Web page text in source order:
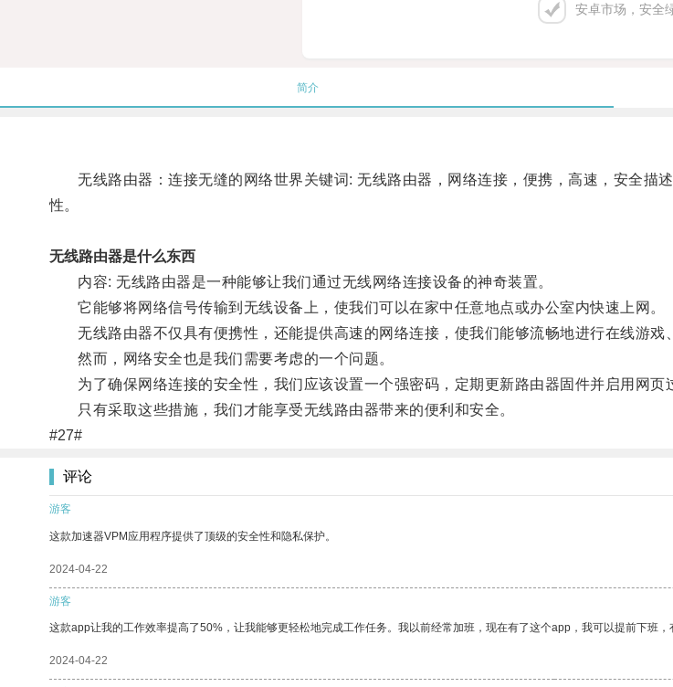
安卓市场，安全
简介
无线路由器：连接无缝的网络世界关键词: 无线路由器，网络连接，便携，高速，安全描
性。
无线路由器是什么东西
内容: 无线路由器是一种能够让我们通过无线网络连接设备的神奇装置。
它能够将网络信号传输到无线设备上，使我们可以在家中任意地点或办公室内快速上网。
无线路由器不仅具有便携性，还能提供高速的网络连接，使我们能够流畅地进行在线游戏
然而，网络安全也是我们需要考虑的一个问题。
为了确保网络连接的安全性，我们应该设置一个强密码，定期更新路由器固件并启用网页
只有采取这些措施，我们才能享受无线路由器带来的便利和安全。
#27#
评论
游客
这款加速器VPM应用程序提供了顶级的安全性和隐私保护。
2024-04-22
游客
这款app让我的工作效率提高了50%，让我能够更轻松地完成工作任务。我以前经常加班，现在有了这个app，我可以提前下班，
2024-04-22